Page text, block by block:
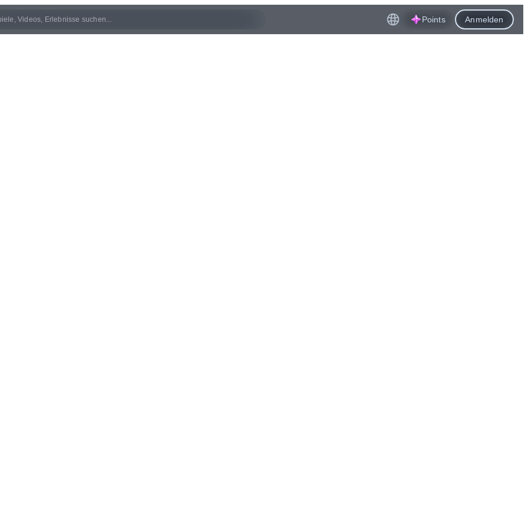
Points Anmelden